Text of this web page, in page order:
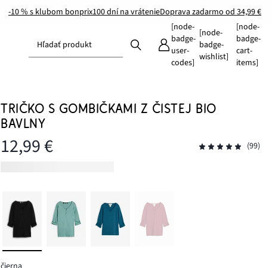
-10 % s klubom bonprix100 dní na vrátenieDoprava zadarmo od 34,99 €
Hľadať produkt
[node-
badge-
user-
codes]
[node-
badge-
wishlist]
[node-
badge-
cart-
items]
TRIČKO S GOMBIČKAMI Z ČISTEJ BIO
BAVLNY
12,99 € (99)